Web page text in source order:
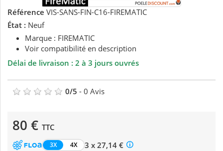
Référence VIS-SANS-FIN-C16-FIREMATIC
État : Neuf
Marque : FIREMATIC
Voir compatibilité en description
Délai de livraison : 2 à 3 jours ouvrés
0/5 - 0 Avis
80 € TTC
3X 4X
3 x 27,14 €